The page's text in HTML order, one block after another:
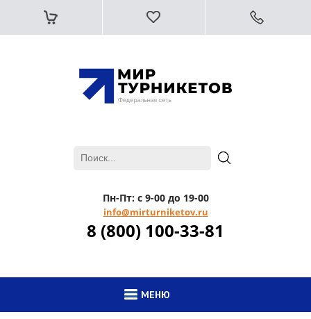
Пн-Пт: с 9-00 до 19-00
info@mirturniketov.ru
8 (800) 100-33-81
МЕНЮ